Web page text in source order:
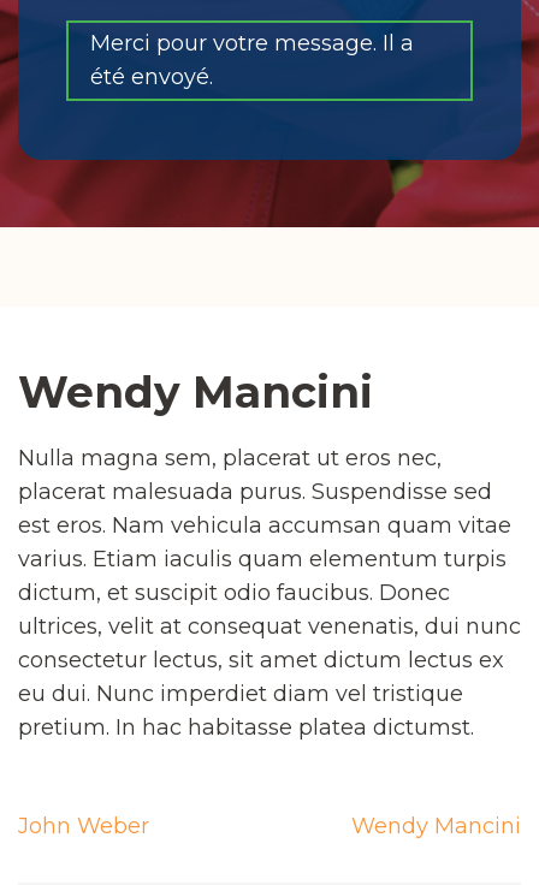
Merci pour votre message. Il a
été envoyé.
Wendy Mancini
Nulla magna sem, placerat ut eros nec,
placerat malesuada purus. Suspendisse sed
est eros. Nam vehicula accumsan quam vitae
varius. Etiam iaculis quam elementum turpis
dictum, et suscipit odio faucibus. Donec
ultrices, velit at consequat venenatis, dui nunc
consectetur lectus, sit amet dictum lectus ex
eu dui. Nunc imperdiet diam vel tristique
pretium. In hac habitasse platea dictumst.
Navigation
John Weber Wendy Mancini